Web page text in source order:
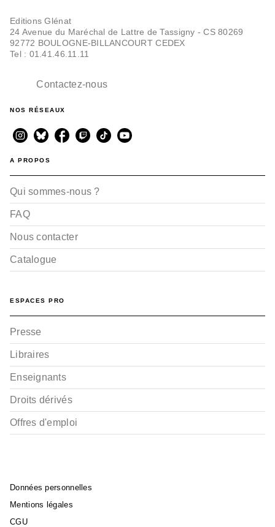
Editions Glénat
24 Avenue du Maréchal de Lattre de Tassigny - CS 80269
92772 BOULOGNE-BILLANCOURT CEDEX
Tel : 01.41.46.11.11
Contactez-nous
NOS RÉSEAUX
A PROPOS
Qui sommes-nous ?
FAQ
Nous contacter
Catalogue
ESPACES PRO
Presse
Libraires
Enseignants
Droits dérivés
Offres d'emploi
Données personnelles
Mentions légales
CGU